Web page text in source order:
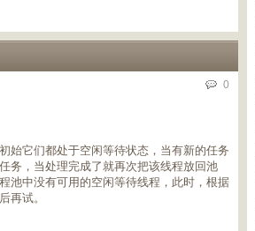
0
始它们都处于空闲等待状态，当有新的任务
务，当处理完成了就再次把该线程放回池
池中没有可用的空闲等待线程，此时，根据
再试。